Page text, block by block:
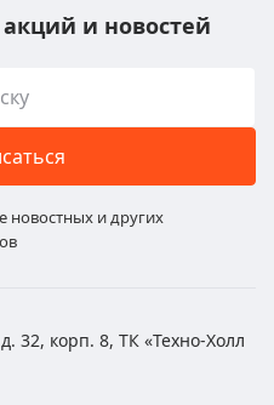
и новостей
новостных и других
32, корп. 8, ТК «Техно-Холл